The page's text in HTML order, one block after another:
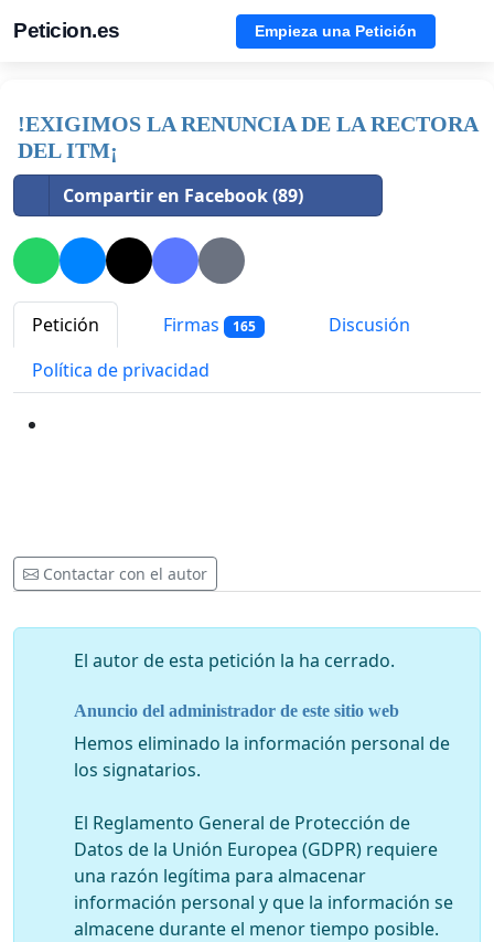
Peticion.es Empieza una Petición
!EXIGIMOS LA RENUNCIA DE LA RECTORA
DEL ITM¡
Compartir en Facebook (89)
Petición Firmas 165
Discusión
Política de privacidad
Contactar con el autor
El autor de esta petición la ha cerrado.
Anuncio del administrador de este sitio web
Hemos eliminado la información personal de
los signatarios.
El Reglamento General de Protección de
Datos de la Unión Europea (GDPR) requiere
una razón legítima para almacenar
información personal y que la información se
almacene durante el menor tiempo posible.